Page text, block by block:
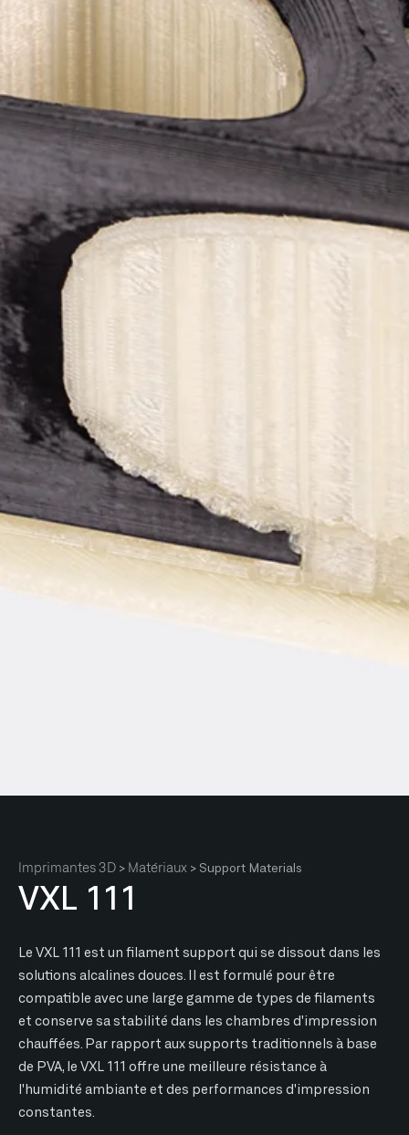
Imprimantes 3D > Matériaux > Support Materials
VXL 111
Le VXL 111 est un filament support qui se dissout dans les
solutions alcalines douces. Il est formulé pour être
compatible avec une large gamme de types de filaments
et conserve sa stabilité dans les chambres d'impression
chauffées. Par rapport aux supports traditionnels à base
de PVA, le VXL 111 offre une meilleure résistance à
l'humidité ambiante et des performances d'impression
constantes.